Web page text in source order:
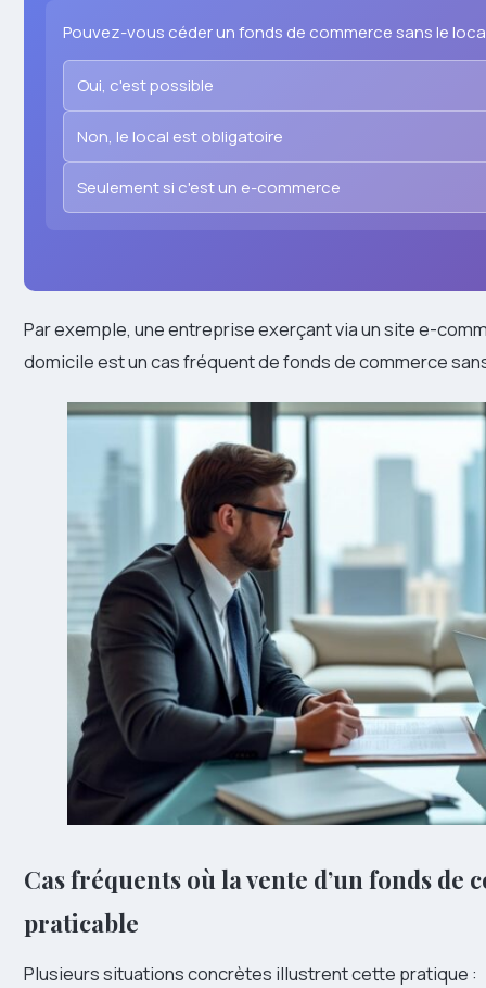
Pouvez-vous céder un fonds de commerce sans le
Oui, c'est possible
Non, le local est obligatoire
Seulement si c'est un e-commerce
Par exemple, une entreprise exerçant via un site e-
domicile est un cas fréquent de fonds de commerce
Cas fréquents où la vente d’un fonds de
praticable
Plusieurs situations concrètes illustrent cette pratique :